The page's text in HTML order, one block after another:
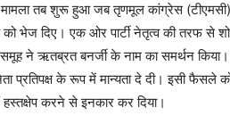
मामला तब शुरू हुआ जब तृणमूल कांग्रेस
भेज दिए। एक ओर पार्टी नेतृत्व की तरफ से
ने ऋतब्रत बनर्जी के नाम का समर्थन किया।
प्रतिपक्ष के रूप में मान्यता दे दी। इसी फैसले को
करने से इनकार कर दिया।